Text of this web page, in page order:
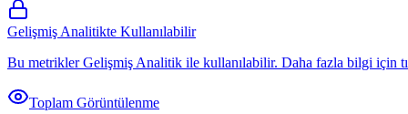
Gelişmiş Analitikte Kullanılabilir
Bu metrikler Gelişmiş Analitik ile kullanılabilir. Daha fazla bilgi için
Toplam Görüntülenme